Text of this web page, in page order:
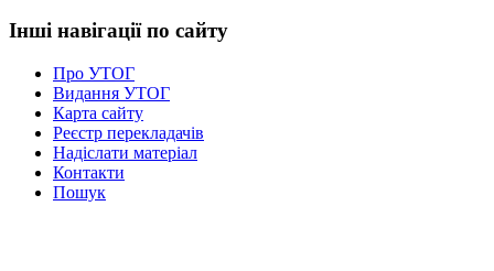
Статут УТОГ
Нормативна база УТОГ
Законодавство
Декларації
Документи ВФГ
Міжнародні документи
Інші навігації по сайту
Про УТОГ
Видання УТОГ
Карта сайту
Реєстр перекладачів
Надіслати матеріал
Контакти
Пошук